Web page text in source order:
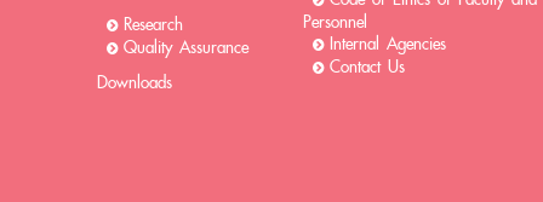
Research
Quality Assurance
Downloads
Personnel
Internal Agencies
Contact Us